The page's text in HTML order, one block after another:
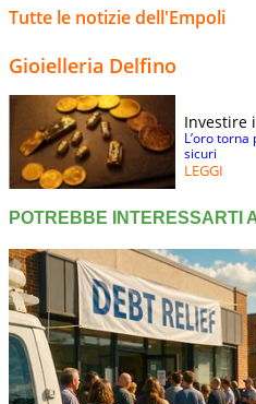
Tutte le notizie dell'Empoli
Gioielleria Delfino
Investire
L’oro
sicuri
LEGGI